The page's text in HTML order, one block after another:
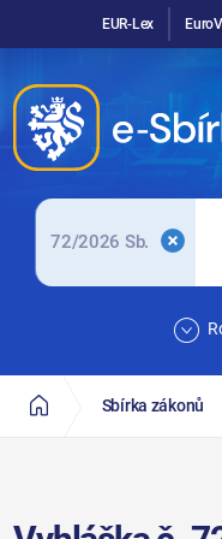
EUR-Lex
72/2026 Sb.
Sbírka zákonů